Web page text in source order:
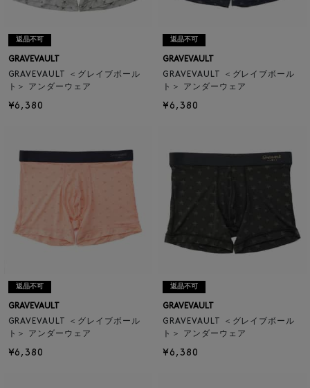
返品不可
GRAVEVAULT
GRAVEVAULT ＜グレイブボール
ト＞ アンダーウェア
¥6,380
返品不可
GRAVEVAULT
GRAVEVAULT ＜グレイブボール
ト＞ アンダーウェア
¥6,380
返品不可
GRAVEVAULT
GRAVEVAULT ＜グレイブボール
ト＞ アンダーウェア
¥6,380
返品不可
GRAVEVAULT
GRAVEVAULT ＜グレイブボール
ト＞ アンダーウェア
¥6,380